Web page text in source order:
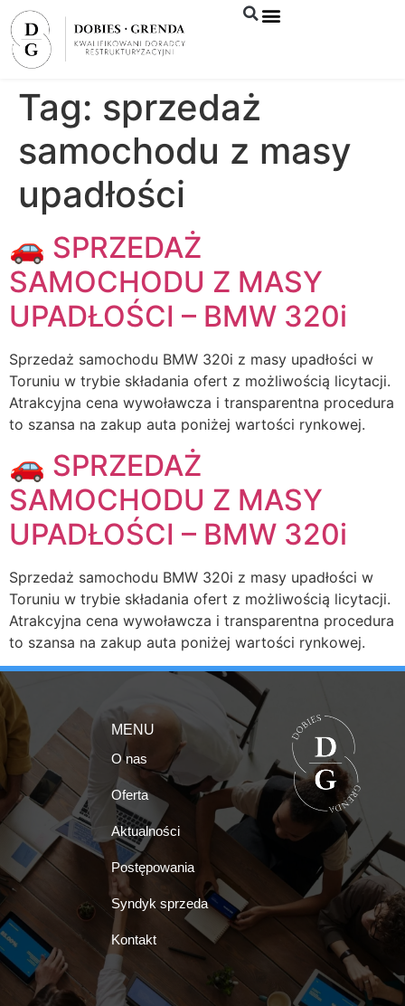
Tag: sprzedaż
samochodu z masy
upadłości
🚗 SPRZEDAŻ
SAMOCHODU Z MASY
UPADŁOŚCI – BMW 320i
Sprzedaż samochodu BMW 320i z masy upadłości w
Toruniu w trybie składania ofert z możliwością licytacji.
Atrakcyjna cena wywoławcza i transparentna procedura
to szansa na zakup auta poniżej wartości rynkowej.
🚗 SPRZEDAŻ
SAMOCHODU Z MASY
UPADŁOŚCI – BMW 320i
Sprzedaż samochodu BMW 320i z masy upadłości w
Toruniu w trybie składania ofert z możliwością licytacji.
Atrakcyjna cena wywoławcza i transparentna procedura
to szansa na zakup auta poniżej wartości rynkowej.
MENU
O nas
Oferta
Aktualności
Postępowania
Syndyk sprzeda
Kontakt